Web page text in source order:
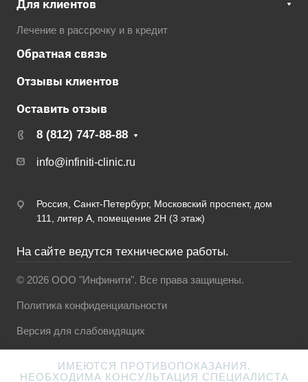
Для клиентов
Лечение в рассрочку и в кредит
Обратная связь
Отзывы клиентов
Оставить отзыв
8 (812) 747-88-88
info@infiniti-clinic.ru
Россия, Санкт-Петербург, Московский проспект, дом
111, литер А, помещение 2Н (3 этаж)
На сайте ведутся технические работы.
© 2026 ООО "Инфинити". Все права защищены.
Политика конфиденциальности
Версия для слабовидящих
ИМЕЮТСЯ ПРОТИВОПОКАЗАНИЯ.
НЕОБХОДИМА КОНСУЛЬТАЦИЯ СПЕЦИАЛИСТА